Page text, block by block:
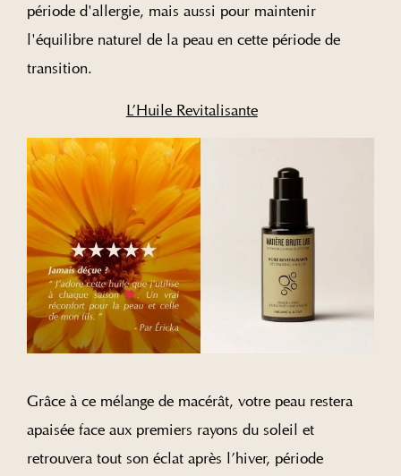
période d'allergie, mais aussi pour maintenir
l'équilibre naturel de la peau en cette période de
transition.
L’Huile Revitalisante
Grâce à ce mélange de macérât, votre peau restera
apaisée face aux premiers rayons du soleil et
retrouvera tout son éclat après l’hiver, période